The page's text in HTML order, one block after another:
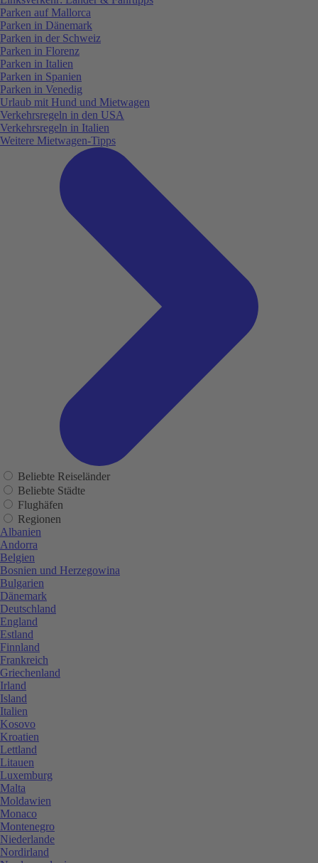
Parken auf Mallorca
Parken in Dänemark
Parken in der Schweiz
Parken in Florenz
Parken in Italien
Parken in Spanien
Parken in Venedig
Urlaub mit Hund und Mietwagen
Verkehrsregeln in den USA
Verkehrsregeln in Italien
Weitere Mietwagen-Tipps
Beliebte Reiseländer
Beliebte Städte
Flughäfen
Regionen
Albanien
Andorra
Belgien
Bosnien und Herzegowina
Bulgarien
Dänemark
Deutschland
England
Estland
Finnland
Frankreich
Griechenland
Irland
Island
Italien
Kosovo
Kroatien
Lettland
Litauen
Luxemburg
Malta
Moldawien
Monaco
Montenegro
Niederlande
Nordirland